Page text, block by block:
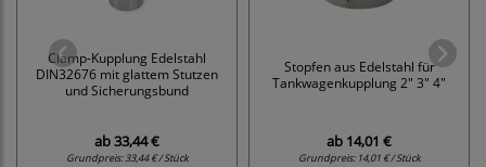
Clamp-Kupplung Edelstahl
DIN32676 mit glattem Stutzen
und Sicherungsbund
ab33,44 €
Grundpreis:33,44 € / Stück
Stopfen aus Edelstahl für
Tankwagenkupplung 2" 3" 4"
ab 14,01 €
Grundpreis: 14,01 € / Stück